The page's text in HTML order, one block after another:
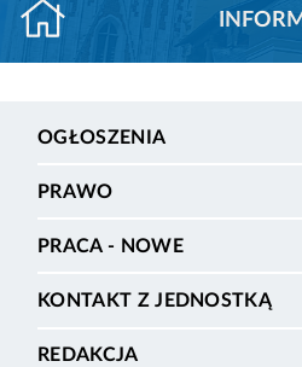
OGŁOSZENIA
PRAWO
PRACA - NOWE
KONTAKT Z JEDNOSTKĄ
REDAKCJA